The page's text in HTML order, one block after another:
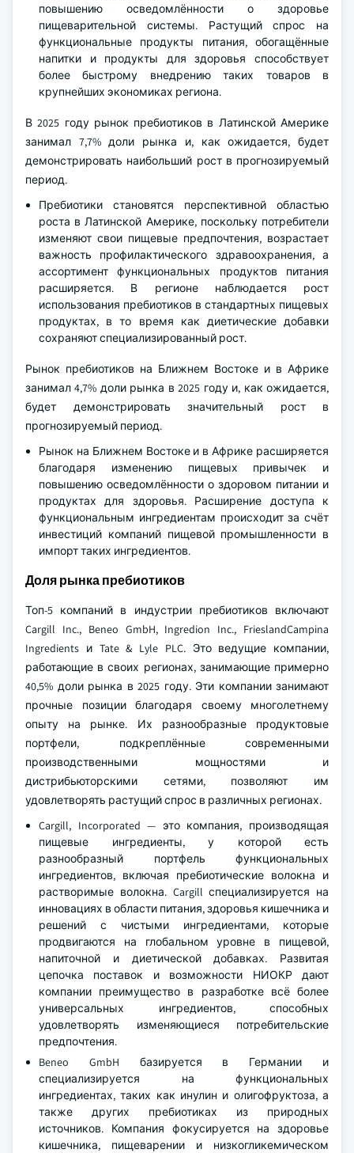
повышению осведомлённости о здоровье
пищеварительной системы. Растущий спрос на
функциональные продукты питания, обогащённые
напитки и продукты для здоровья способствует
более быстрому внедрению таких товаров в
крупнейших экономиках региона.
В 2025 году рынок пребиотиков в Латинской Америке
занимал 7,7% доли рынка и, как ожидается, будет
демонстрировать наибольший рост в прогнозируемый
период.
Пребиотики становятся перспективной областью
роста в Латинской Америке, поскольку потребители
изменяют свои пищевые предпочтения, возрастает
важность профилактического здравоохранения, а
ассортимент функциональных продуктов питания
расширяется. В регионе наблюдается рост
использования пребиотиков в стандартных пищевых
продуктах, в то время как диетические добавки
сохраняют специализированный рост.
Рынок пребиотиков на Ближнем Востоке и в Африке
занимал 4,7% доли рынка в 2025 году и, как ожидается,
будет демонстрировать значительный рост в
прогнозируемый период.
Рынок на Ближнем Востоке и в Африке расширяется
благодаря изменению пищевых привычек и
повышению осведомлённости о здоровом питании и
продуктах для здоровья. Расширение доступа к
функциональным ингредиентам происходит за счёт
инвестиций компаний пищевой промышленности в
импорт таких ингредиентов.
Доля рынка пребиотиков
Топ-5 компаний в индустрии пребиотиков включают
Cargill Inc., Beneo GmbH, Ingredion Inc., FrieslandCampina
Ingredients и Tate & Lyle PLC. Это ведущие компании,
работающие в своих регионах, занимающие примерно
40,5% доли рынка в 2025 году. Эти компании занимают
прочные позиции благодаря своему многолетнему
опыту на рынке. Их разнообразные продуктовые
портфели, подкреплённые современными
производственными мощностями и
дистрибьюторскими сетями, позволяют им
удовлетворять растущий спрос в различных регионах.
Cargill, Incorporated — это компания, производящая
пищевые ингредиенты, у которой есть
разнообразный портфель функциональных
ингредиентов, включая пребиотические волокна и
растворимые волокна. Cargill специализируется на
инновациях в области питания, здоровья кишечника и
решений с чистыми ингредиентами, которые
продвигаются на глобальном уровне в пищевой,
напиточной и диетической добавках. Развитая
цепочка поставок и возможности НИОКР дают
компании преимущество в разработке всё более
универсальных ингредиентов, способных
удовлетворять изменяющиеся потребительские
предпочтения.
Beneo GmbH базируется в Германии и
специализируется на функциональных
ингредиентах, таких как инулин и олигофруктоза, а
также других пребиотиках из природных
источников. Компания фокусируется на здоровье
кишечника, пищеварении и низкогликемическом